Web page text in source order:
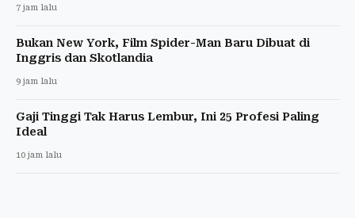
7 jam lalu
Bukan New York, Film Spider-Man Baru Dibuat di
Inggris dan Skotlandia
9 jam lalu
Gaji Tinggi Tak Harus Lembur, Ini 25 Profesi Paling
Ideal
10 jam lalu